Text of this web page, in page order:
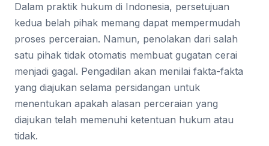
Dalam praktik hukum di Indonesia, persetujuan
kedua belah pihak memang dapat mempermudah
proses perceraian. Namun, penolakan dari salah
satu pihak tidak otomatis membuat gugatan cerai
menjadi gagal. Pengadilan akan menilai fakta-fakta
yang diajukan selama persidangan untuk
menentukan apakah alasan perceraian yang
diajukan telah memenuhi ketentuan hukum atau
tidak.